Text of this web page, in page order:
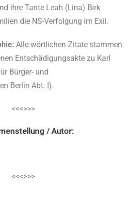
ihre Tante Leah (Lina) Birk
die NS-Verfolgung im Exil.
Alle wörtlichen Zitate stammen
Entschädigungsakte zu Karl
Bürger- und
Berlin Abt. I).
<<<>>>
/ Autor:
<<<>>>